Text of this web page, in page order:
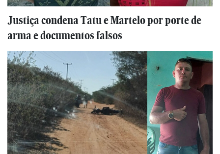
Justiça condena Tatu e Martelo por porte de
arma e documentos falsos